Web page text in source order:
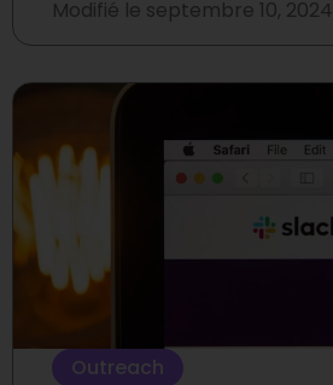
Modifié le septembre 10, 2024
Outreach